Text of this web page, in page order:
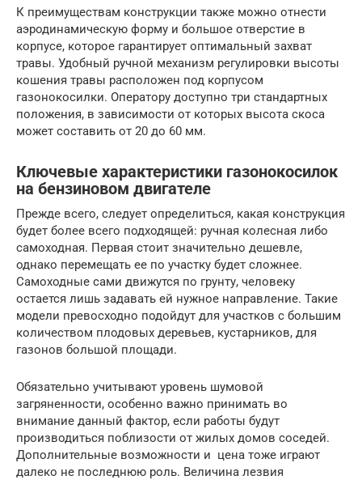
К преимуществам конструкции также можно отнести
аэродинамическую форму и большое отверстие в
корпусе, которое гарантирует оптимальный захват
травы. Удобный ручной механизм регулировки высоты
кошения травы расположен под корпусом
газонокосилки. Оператору доступно три стандартных
положения, в зависимости от которых высота скоса
может составить от 20 до 60 мм.
Ключевые характеристики газонокосилок
на бензиновом двигателе
Прежде всего, следует определиться, какая конструкция
будет более всего подходящей: ручная колесная либо
самоходная. Первая стоит значительно дешевле,
однако перемещать ее по участку будет сложнее.
Самоходные сами движутся по грунту, человеку
остается лишь задавать ей нужное направление. Такие
модели превосходно подойдут для участков с большим
количеством плодовых деревьев, кустарников, для
газонов большой площади.
Обязательно учитывают уровень шумовой
загряненности, особенно важно принимать во
внимание данный фактор, если работы будут
производиться поблизости от жилых домов соседей.
Дополнительные возможности и цена тоже играют
далеко не последнюю роль. Величина лезвия